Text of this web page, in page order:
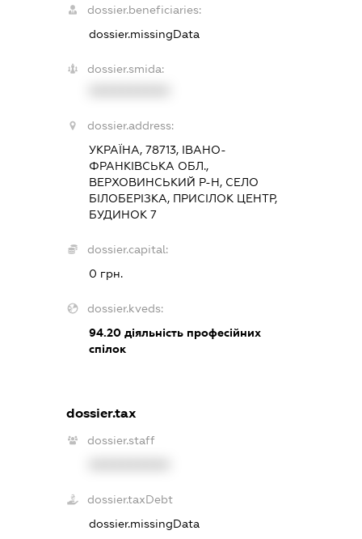
dossier.beneficiaries:
dossier.missingData
dossier.smida:
dossier.address:
УКРАЇНА, 78713, ІВАНО-
ФРАНКІВСЬКА ОБЛ.,
ВЕРХОВИНСЬКИЙ Р-Н, СЕЛО
БІЛОБЕРІЗКА, ПРИСІЛОК ЦЕНТР,
БУДИНОК 7
dossier.capital:
0 грн.
dossier.kveds:
94.20 діяльність професійних
спілок
dossier.tax
dossier.staff
dossier.taxDebt
dossier.missingData